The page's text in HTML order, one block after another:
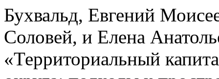
Бухвальд, Евгений
Соловей, и Елена
«Территориальный